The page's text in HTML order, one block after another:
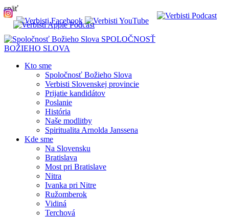
späť
SPOLOČNOSŤ
BOŽIEHO SLOVA
Kto sme
Spoločnosť Božieho Slova
Verbisti Slovenskej provincie
Prijatie kandidátov
Poslanie
História
Naše modlitby
Spiritualita Arnolda Janssena
Kde sme
Na Slovensku
Bratislava
Most pri Bratislave
Nitra
Ivanka pri Nitre
Ružomberok
Vidiná
Terchová